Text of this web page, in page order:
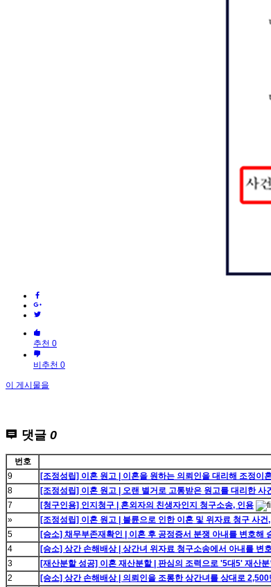
추천 0
비추천 0
이 게시물을
댓글 0
번호
9
[조정성립] 이혼 원고 | 이혼을 원하는 의뢰인을 대리해 조정이
8
[조정성립] 이혼 원고 | 오랜 별거로 고통받은 원고를 대리한 사
7
[청구인용] 인지청구 | 혼외자의 친생자인지 청구소송, 인용
»
[조정성립] 이혼 원고 | 불륜으로 인한 이혼 및 위자료 청구 사건
5
[승소] 채무부존재확인 | 이혼 후 공정증서 분쟁 아내를 변호해
4
[승소] 상간 손해배상 | 상간녀 위자료 청구소송에서 아내를 변
3
[재산분할 성공] 이혼 재산분할 | 판심의 조력으로 '5대5' 재산
2
[승소] 상간 손해배상 | 의뢰인을 조롱한 상간녀를 상대로